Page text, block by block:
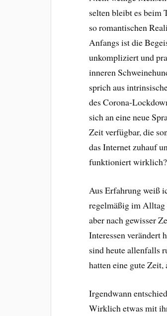
selten bleibt es beim
so romantischen
Anfangs ist die
unkompliziert und
inneren
sprich aus
des Corona-
sich an eine neue
Zeit verfügbar, die
das Internet zuhauf
funktioniert
Aus Erfahrung weiß
regelmäßig im Alltag
aber nach gewisser
Interessen verändert
sind heute allenfalls
hatten eine gute
Irgendwann
Wirklich etwas mit